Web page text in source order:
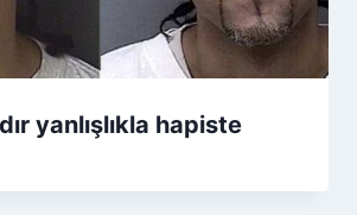
yanlışlıkla hapiste